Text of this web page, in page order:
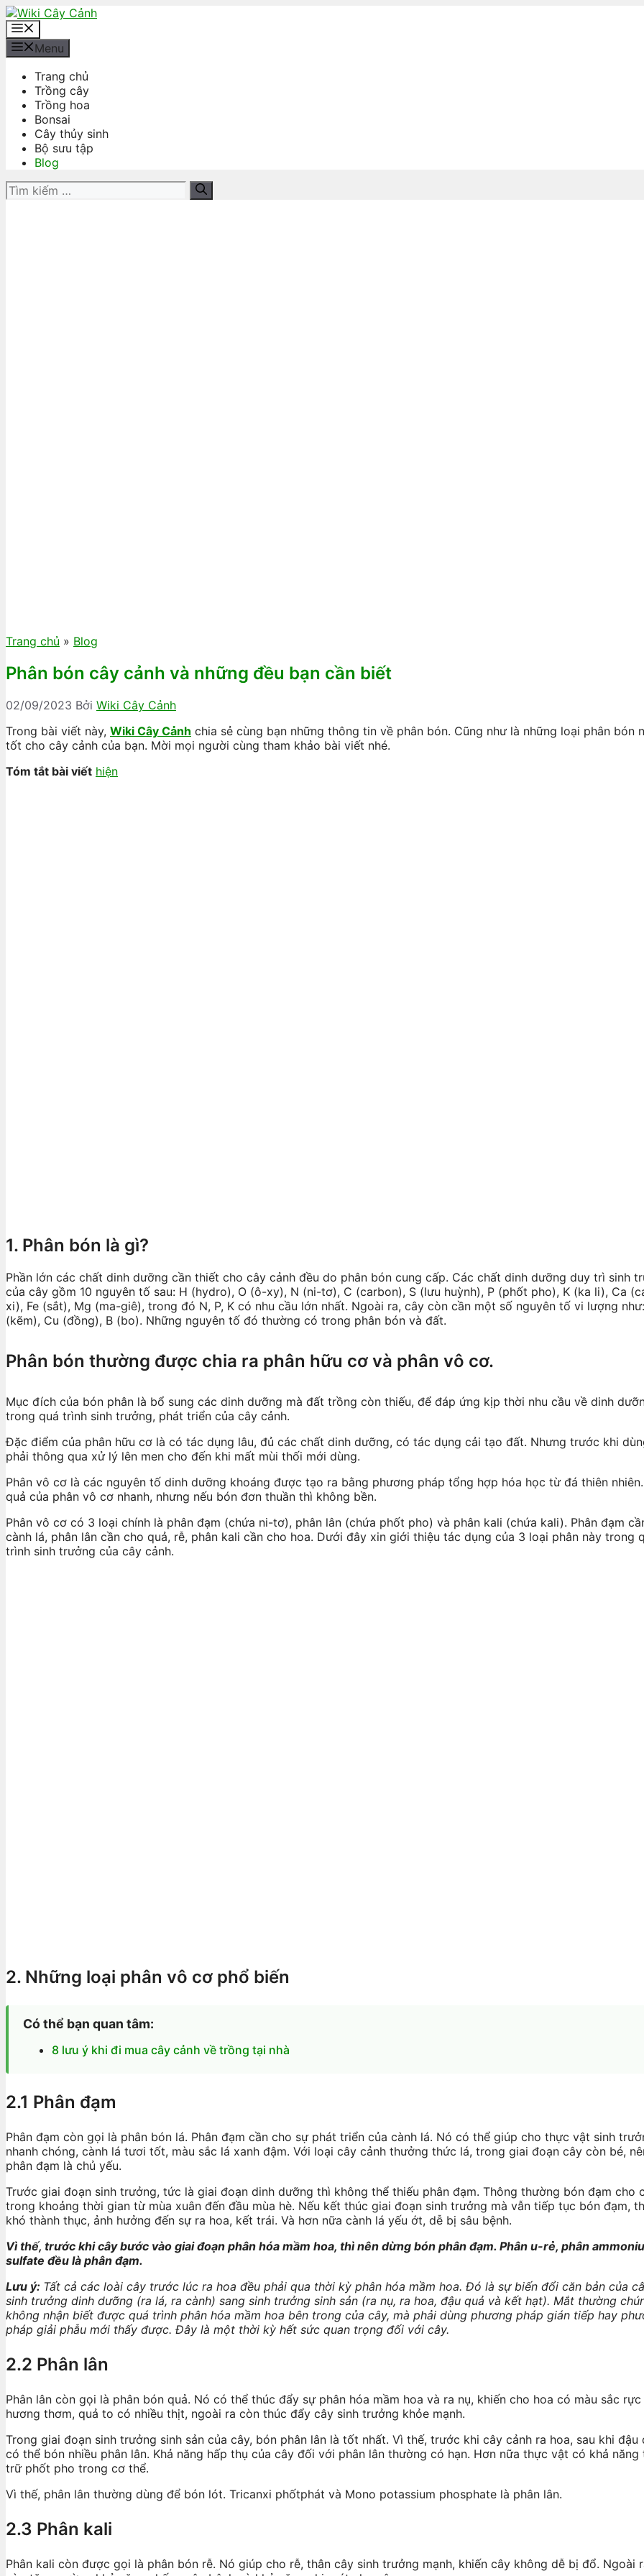
Chuyển
đến
nội
dung Menu
Trang chủ
Trồng cây
Trồng hoa
Bonsai
Cây thủy sinh
Bộ sưu tập
Blog
Tìm
kiếm
Trang chủ » Blog
Phân bón cây cảnh và những đều bạn cần biết
02/09/2023 Bởi Wiki Cây Cảnh
Trong bài viết này, Wiki Cây Cảnh chia sẻ cùng bạn những thông tin về phân bón. Cũng như là những loại phân bón
tốt cho cây cảnh của bạn. Mời mọi người cùng tham khảo bài viết nhé.
Tóm tắt bài viết hiện
1. Phân bón là gì?
Phần lớn các chất dinh dưỡng cần thiết cho cây cảnh đều do phân bón cung cấp. Các chất dinh dưỡng duy trì sinh
của cây gồm 10 nguyên tố sau: H (hydro), O (ô-xy), N (ni-tơ), C (carbon), S (lưu huỳnh), P (phốt pho), K (ka li), Ca
xi), Fe (sắt), Mg (ma-giê), trong đó N, P, K có nhu cầu lớn nhất. Ngoài ra, cây còn cần một số nguyên tố vi lượng
(kẽm), Cu (đồng), B (bo). Những nguyên tố đó thường có trong phân bón và đất.
Phân bón thường được chia ra phân hữu cơ và phân vô cơ.
Mục đích của bón phân là bổ sung các dinh dưỡng mà đất trồng còn thiếu, để đáp ứng kịp thời nhu cầu về dinh
trong quá trình sinh trưởng, phát triển của cây cảnh.
Đặc điểm của phân hữu cơ là có tác dụng lâu, đủ các chất dinh dưỡng, có tác dụng cải tạo đất. Nhưng trước khi
phải thông qua xử lý lên men cho đến khi mất mùi thối mới dùng.
Phân vô cơ là các nguyên tố dinh dưỡng khoáng được tạo ra bằng phương pháp tổng hợp hóa học từ đá thiên
quả của phân vô cơ nhanh, nhưng nếu bón đơn thuần thì không bền.
Phân vô cơ có 3 loại chính là phân đạm (chứa ni-tơ), phân lân (chứa phốt pho) và phân kali (chứa kali). Phân đạm
cành lá, phân lân cần cho quả, rễ, phân kali cần cho hoa. Dưới đây xin giới thiệu tác dụng của 3 loại phân này trong
trình sinh trưởng của cây cảnh.
2. Những loại phân vô cơ phổ biến
Có thể bạn quan tâm:
8 lưu ý khi đi mua cây cảnh về trồng tại nhà
2.1 Phân đạm
Phân đạm còn gọi là phân bón lá. Phân đạm cần cho sự phát triển của cành lá. Nó có thể giúp cho thực vật sinh
nhanh chóng, cành lá tươi tốt, màu sắc lá xanh đậm. Với loại cây cảnh thưởng thức lá, trong giai đoạn cây còn bé,
phân đạm là chủ yếu.
Trước giai đoạn sinh trưởng, tức là giai đoạn dinh dưỡng thì không thể thiếu phân đạm. Thông thường bón đạm cho
trong khoảng thời gian từ mùa xuân đến đầu mùa hè. Nếu kết thúc giai đoạn sinh trưởng mà vẫn tiếp tục bón đạm,
khó thành thục, ảnh hưởng đến sự ra hoa, kết trái. Và hơn nữa cành lá yếu ớt, dễ bị sâu bệnh.
Vì thế, trước khi cây bước vào giai đoạn phân hóa mầm hoa, thì nên dừng bón phân đạm. Phân u-rẻ, phân
sulfate đều là phân đạm.
Lưu ý: Tất cả các loài cây trước lúc ra hoa đều phải qua thời kỳ phân hóa mầm hoa. Đó là sự biến đổi căn bản của
sinh trưởng dinh dưỡng (ra lá, ra cành) sang sinh trưởng sinh sản (ra nụ, ra hoa, đậu quả và kết hạt). Mắt thường
không nhận biết được quá trình phân hóa mầm hoa bên trong của cây, mà phải dùng phương pháp gián tiếp hay
pháp giải phẫu mới thấy được. Đây là một thời kỳ hết sức quan trọng đối với cây.
2.2 Phân lân
Phân lân còn gọi là phân bón quả. Nó có thể thúc đẩy sự phân hóa mầm hoa và ra nụ, khiến cho hoa có màu sắc rực
hương thơm, quả to có nhiều thịt, ngoài ra còn thúc đẩy cây sinh trưởng khỏe mạnh.
Trong giai đoạn sinh trưởng sinh sản của cây, bón phân lân là tốt nhất. Vì thế, trước khi cây cảnh ra hoa, sau khi đậu
có thể bón nhiều phân lân. Khả năng hấp thụ của cây đối với phân lân thường có hạn. Hơn nữa thực vật có khả năng
trữ phốt pho trong cơ thể.
Vì thế, phân lân thường dùng để bón lót. Tricanxi phốtphát và Mono potassium phosphate là phân lân.
2.3 Phân kali
Phân kali còn được gọi là phân bón rễ. Nó giúp cho rễ, thân cây sinh trưởng mạnh, khiến cây không dễ bị đổ. Ngoài